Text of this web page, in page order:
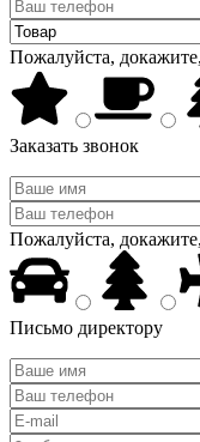
Пожалуйста,
Заказать звонок
Пожалуйста,
Письмо директору